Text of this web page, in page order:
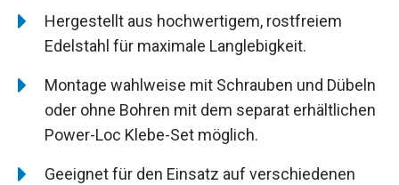
Hergestellt aus hochwertigem, rostfreiem
Edelstahl für maximale Langlebigkeit.
Montage wahlweise mit Schrauben und Dübeln
oder ohne Bohren mit dem separat erhältlichen
Power-Loc Klebe-Set möglich.
Geeignet für den Einsatz auf verschiedenen